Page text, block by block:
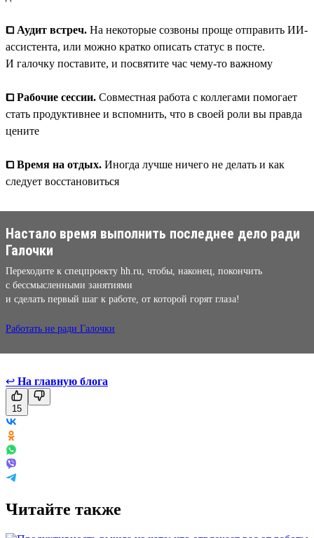
⧠ Аудит встреч. На некоторые созвоны проще отправить ИИ-
ассистента, или можно кратко описать статус в посте.
И галочку поставите, и посвятите час чему-то важному
⧠ Рабочие сессии. Совместная работа с коллегами помогает
стать продуктивнее и вспомнить, что в своей роли вы правда
цените
⧠ Время на отдых. Иногда лучше ничего не делать и как
следует восстановиться
Настало время выполнить последнее дело ради
Галочки
Переходите к спецпроекту hh.ru, чтобы, наконец, покончить
с бессмысленными занятиями
и сделать первый шаг к работе, от которой горят глаза!
Работать не ради Галочки
↩ На главную блога
15
Читайте также